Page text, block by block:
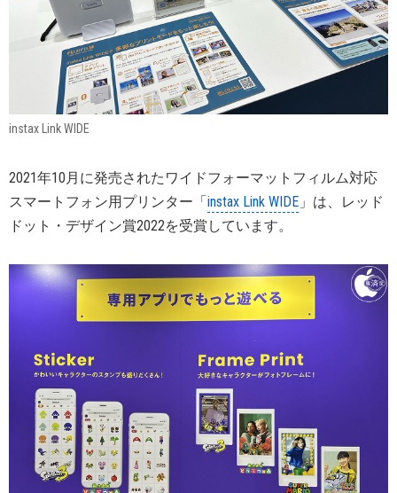
instax Link WIDE
2021年10月に発売されたワイドフォーマットフィルム対応
スマートフォン用プリンター「instax Link WIDE 」は、レッド
ドット・デザイン賞2022を受賞しています。